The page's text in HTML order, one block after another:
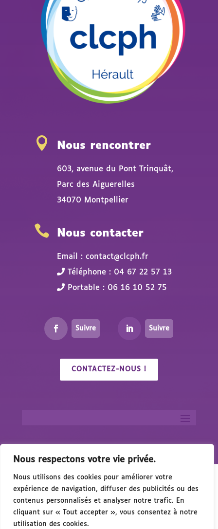
Nous respectons votre vie privée.
Nous utilisons des cookies pour améliorer votre
expérience de navigation, diffuser des publicités ou des
contenus personnalisés et analyser notre trafic. En
cliquant sur « Tout accepter », vous consentez à notre
utilisation des cookies.
 Nous rencontrer
603, avenue du Pont Trinquât,
Parc des Aiguerelles
34070 Montpellier
 Nous contacter
Email : contact@clcph.fr
Téléphone : 04 67 22 57 13
Portable : 06 16 10 52 75
Suivre Suivre
CONTACTEZ-NOUS !
🎉 Congrés/Salon du Handicap & de